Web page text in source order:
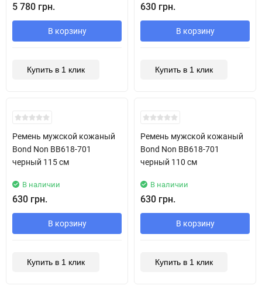
5 780 грн.
В корзину
Купить в 1 клик
630 грн.
В корзину
Купить в 1 клик
New!
Ремень мужской кожаный
Bond Non BB618-701
черный 115 см
В наличии
630 грн.
В корзину
Купить в 1 клик
New!
Ремень мужской кожаный
Bond Non BB618-701
черный 110 см
В наличии
630 грн.
В корзину
Купить в 1 клик